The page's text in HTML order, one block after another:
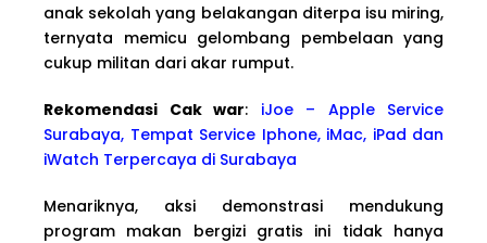
anak sekolah yang belakangan diterpa isu miring,
ternyata memicu gelombang pembelaan yang
cukup militan dari akar rumput.
Rekomendasi Cak war: iJoe – Apple Service
Surabaya, Tempat Service Iphone, iMac, iPad dan
iWatch Terpercaya di Surabaya
Menariknya, aksi demonstrasi mendukung
program makan bergizi gratis ini tidak hanya